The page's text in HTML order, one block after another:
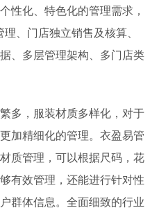
性化、特色化的管理需求，
、门店独立销售及核算、
、多层管理架构、多门店类
，服装材质多样化，对于
加精细化的管理。衣盈易管
质管理，可以根据尺码，花
有效管理，还能进行针对性
群体信息。全面细致的行业